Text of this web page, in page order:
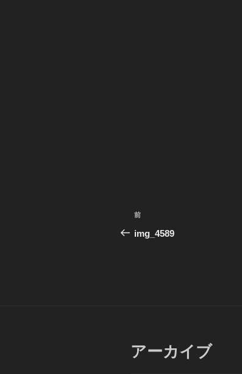
投
稿
シ
ョ
前
の
前
img_4589
アーカイブ